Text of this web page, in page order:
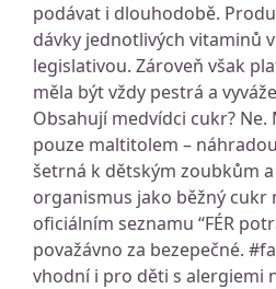
podávat i dlouhodobě.
dávky jednotlivých vitaminů
legislativou. Zároveň však
měla být vždy pestrá a
Obsahují medvídci cukr? Ne.
pouze maltitolem –
šetrná k dětským zoubkům
organismus jako běžný cukr
oficiálním seznamu “FÉR
považávno za bezepečné.
vhodní i pro děti s alergiemi